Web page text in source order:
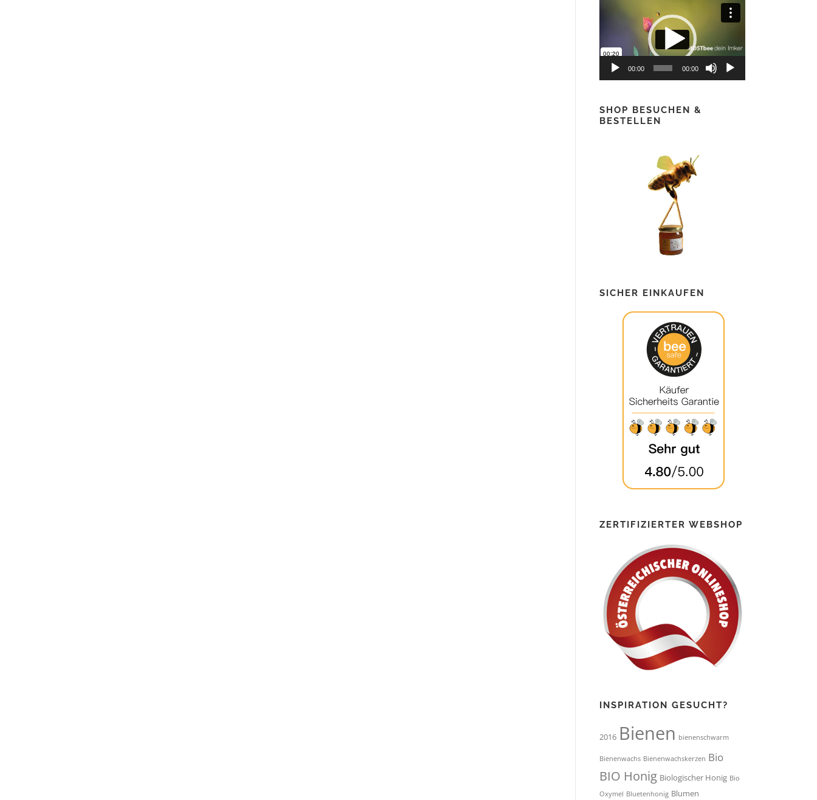
00:00 00:00
SHOP BESUCHEN &
BESTELLEN
SICHER EINKAUFEN
ZERTIFIZIERTER WEBSHOP
INSPIRATION GESUCHT?
2016 Bienen bienenschwarm
Bienenwachs Bienenwachskerzen Bio
BIO Honig Biologischer Honig Bio
Oxymel Bluetenhonig Blumen